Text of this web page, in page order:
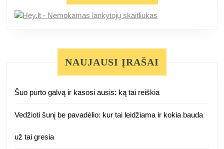
NAUJAUSI ĮRAŠAI
Šuo purto galvą ir kasosi ausis: ką tai reiškia
Vedžioti šunį be pavadėlio: kur tai leidžiama ir kokia bauda
už tai gresia